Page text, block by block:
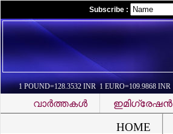
Subscribe :
1 POUND=128.3532 INR 1 EURO=109.9868 INR
വാര്‍ത്തകള്‍
ഇമിഗ്രേഷന്‍
HOME